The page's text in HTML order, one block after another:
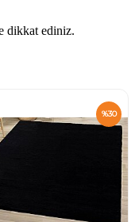
dikkat ediniz.
%30